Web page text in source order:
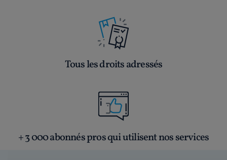
Tous les droits adressés
+ 3 000 abonnés pros qui utilisent nos services